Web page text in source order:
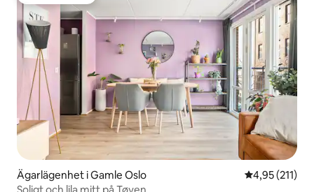
Ägarlägenhet i Gamle Oslo 4,95 av 5 i
4,95 (211)